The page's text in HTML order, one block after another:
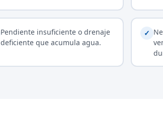
Pendiente insuficiente o drenaje
deficiente que acumula agua.
✓